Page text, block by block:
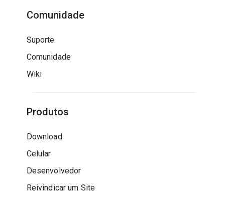
Comunidade
Suporte
Comunidade
Wiki
Produtos
Download
Celular
Desenvolvedor
Reivindicar um Site